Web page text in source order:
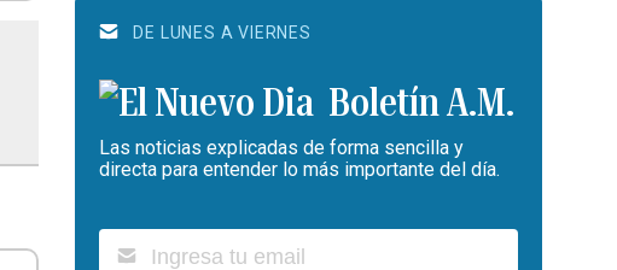
DE LUNES A VIERNES
Boletín A.M.
Las noticias explicadas de forma sencilla y
directa para entender lo más importante del día.